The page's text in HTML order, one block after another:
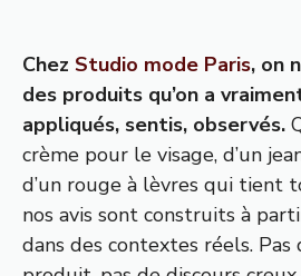
Chez Studio mode Paris, on
des produits qu’on a
appliqués, sentis, observés.
crème pour le visage, d’un
d’un rouge à lèvres qui tient
nos avis sont construits à
dans des contextes réels.